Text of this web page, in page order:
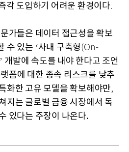
각 도입하기 어려운 환경이다.
가들은 데이터 접근성을 확보
수 있는 ‘사내 구축형 (On-
’ 개발에 속도를 내야 한다고 조언
폼에 대한 종속 리스크를 낮추
화한 고유 모델을 확보해야만,
지는 글로벌 금융 시장에서 독
있다는 주장이 나온다.